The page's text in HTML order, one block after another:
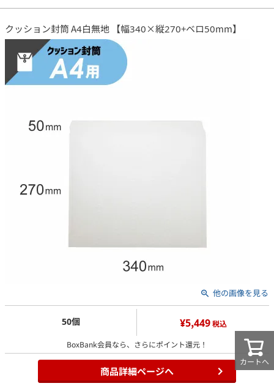
クッション封筒 A4白無地 【幅340×縦270+ベロ50mm】
他の画像を見る
50個 ¥5,449 税込
BoxBank会員なら、さらにポイント還元！
商品詳細ページへ
カートへ